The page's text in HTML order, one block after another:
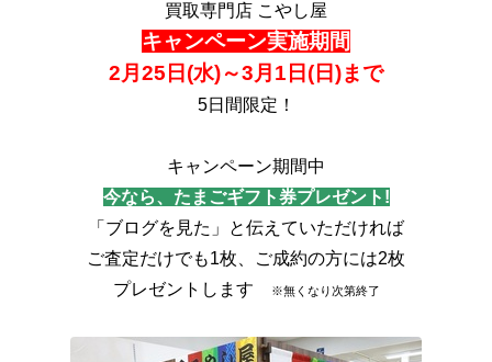
買取専門店 こやし屋
キャンペーン実施期間
2月25日(水)～3月1日(日)まで
5日間限定！
キャンペーン期間中
今なら、たまごギフト券プレゼント!
「ブログを見た」と伝えていただければ
ご査定だけでも1枚、ご成約の方には2枚
プレゼントします
※無くなり次第終了